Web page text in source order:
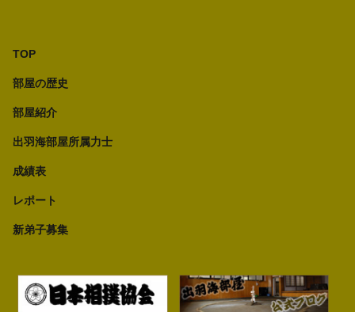
TOP
部屋の歴史
部屋紹介
出羽海部屋所属力士
成績表
レポート
新弟子募集